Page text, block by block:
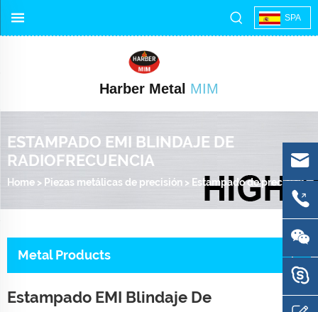
SPA
Harber Metal MIM
ESTAMPADO EMI BLINDAJE DE
RADIOFRECUENCIA
Home > Piezas metálicas de precisión > Estampado de precisión>
Metal Products
Estampado EMI Blindaje De